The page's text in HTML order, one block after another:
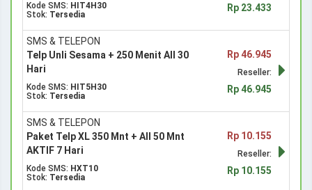
Kode SMS: HIT4H30
Stok: Tersedia
Rp 23.433
SMS & TELEPON
Telp Unli Sesama + 250 Menit All 30
Hari
Kode SMS: HIT5H30
Stok: Tersedia
Rp 46.945
Reseller:
Rp 46.945
SMS & TELEPON
Paket Telp XL 350 Mnt + All 50 Mnt
AKTIF 7 Hari
Kode SMS: HXT10
Stok: Tersedia
Rp 10.155
Reseller:
Rp 10.155